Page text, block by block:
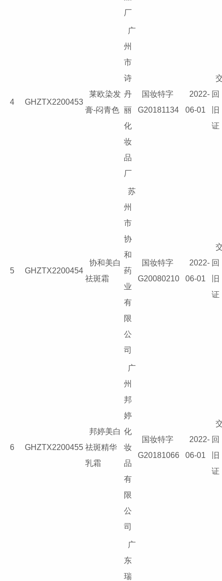
厂
4 GHZTX2200453
莱欧染发
膏-闷青色
广
州
市
诗
丹
丽
化
妆
品
厂
国妆特字
G20181134
2022-
06-01
回
旧
证
5 GHZTX2200454
协和美白
祛斑霜
苏
州
市
协
和
药
业
有
限
公
司
国妆特字
G20080210
2022-
06-01
回
旧
证
6 GHZTX2200455
邦婷美白
祛斑精华
乳霜
广
州
邦
婷
化
妆
品
有
限
公
司
国妆特字
G20181066
2022-
06-01
回
旧
证
广
东
瑞